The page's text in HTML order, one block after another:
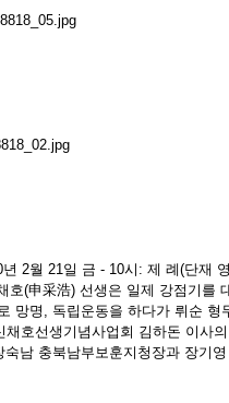
2월 21일 금 - 10시: 제 례(단
(申采浩) 선생은 일제 강점기
망명, 독립운동을 하다가 뤼순
호선생기념사업회 김하돈 이
남 충북남부보훈지청장과 장